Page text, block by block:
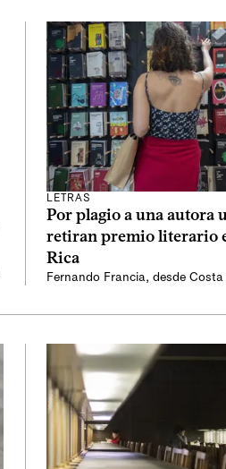
LETRAS
Por plagio a una autora
retiran premio literario
Rica
Fernando Francia, desde Costa